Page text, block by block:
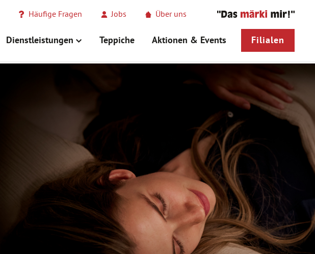
Dienstleistungen Teppiche Aktionen & Events Filialen
Häufige Fragen Jobs Über uns